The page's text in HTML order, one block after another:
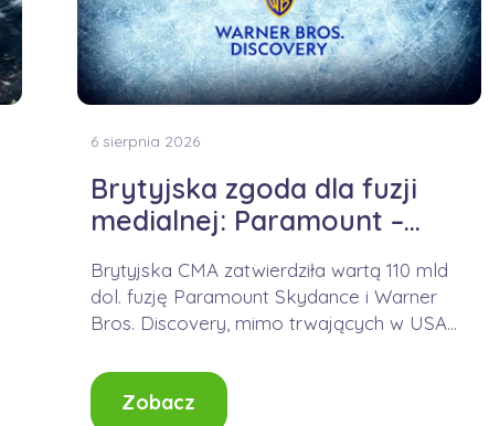
6 sierpnia 2026
Brytyjska zgoda dla fuzji
medialnej: Paramount –
Brytyjska CMA zatwierdziła wartą 110 mld
dol. fuzję Paramount Skydance i Warner
Bros. Discovery, mimo trwających w USA
Zobacz